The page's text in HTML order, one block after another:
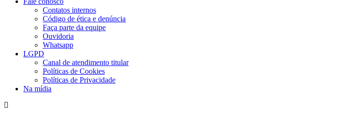
Contatos internos
Código de ética e denúncia
Faça parte da equipe
Ouvidoria
Whatsapp
LGPD
Canal de atendimento titular
Políticas de Cookies
Políticas de Privacidade
Na mídia